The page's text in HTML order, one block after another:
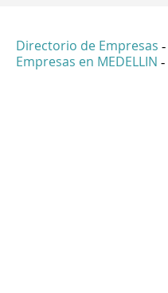
Directorio de Empresas -
Empresas en MEDELLIN -